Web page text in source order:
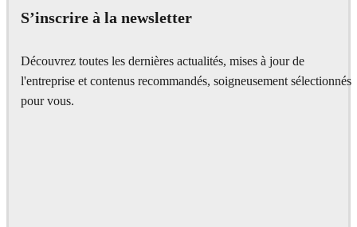
S’inscrire à la newsletter
Découvrez toutes les dernières actualités, mises à jour de
l'entreprise et contenus recommandés, soigneusement sélectionnés
pour vous.